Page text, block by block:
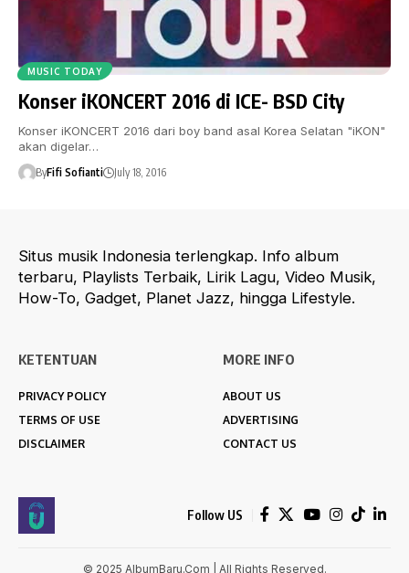
MUSIC TODAY
Konser iKONCERT 2016 di ICE- BSD City
Konser iKONCERT 2016 dari boy band asal Korea Selatan "iKON"
akan digelar…
ByFifi Sofianti July 18, 2016
Situs musik Indonesia terlengkap. Info album
terbaru, Playlists Terbaik, Lirik Lagu, Video Musik,
How-To, Gadget, Planet Jazz, hingga Lifestyle.
KETENTUAN
PRIVACY POLICY
TERMS OF USE
DISCLAIMER
MORE INFO
ABOUT US
ADVERTISING
CONTACT US
Follow US
© 2025 AlbumBaru.Com | All Rights Reserved.